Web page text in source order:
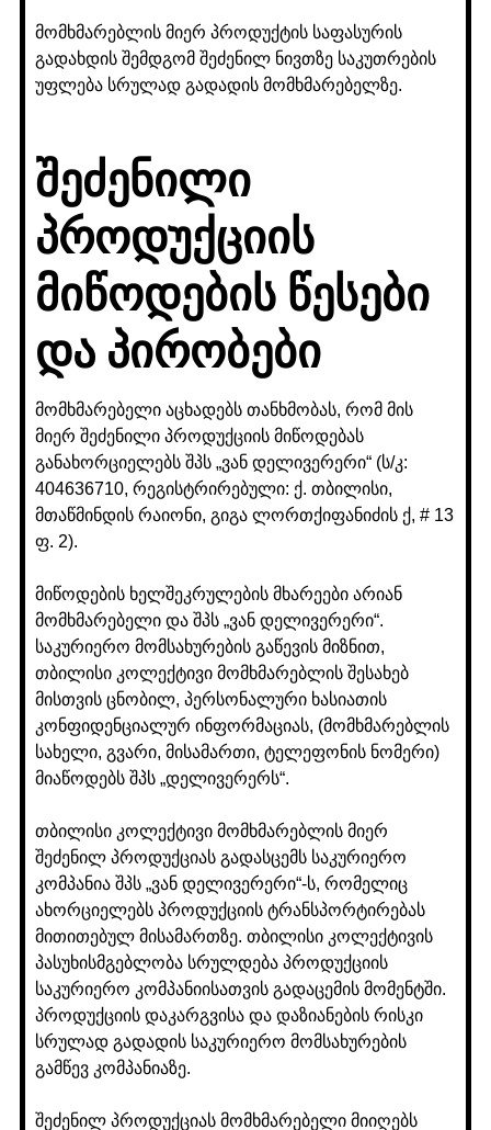
მომხმარებლის მიერ პროდუქტის საფასურის
გადახდის შემდგომ შეძენილ ნივთზე საკუთრების
უფლება სრულად გადადის მომხმარებელზე.
შეძენილი
პროდუქციის
მიწოდების წესები
და პირობები
მომხმარებელი აცხადებს თანხმობას, რომ მის
მიერ შეძენილი პროდუქციის მიწოდებას
განახორციელებს შპს „ვან დელივერერი“ (ს/კ:
404636710, რეგისტრირებული: ქ. თბილისი,
მთაწმინდის რაიონი, გიგა ლორთქიფანიძის ქ, # 13
ფ. 2).
მიწოდების ხელშეკრულების მხარეები არიან
მომხმარებელი და შპს „ვან დელივერერი“.
საკურიერო მომსახურების გაწევის მიზნით,
თბილისი კოლექტივი მომხმარებლის შესახებ
მისთვის ცნობილ, პერსონალური ხასიათის
კონფიდენციალურ ინფორმაციას, (მომხმარებლის
სახელი, გვარი, მისამართი, ტელეფონის ნომერი)
მიაწოდებს შპს „დელივერერს“.
თბილისი კოლექტივი მომხმარებლის მიერ
შეძენილ პროდუქციას გადასცემს საკურიერო
კომპანია შპს „ვან დელივერერი“-ს, რომელიც
ახორციელებს პროდუქციის ტრანსპორტირებას
მითითებულ მისამართზე. თბილისი კოლექტივის
პასუხისმგებლობა სრულდება პროდუქციის
საკურიერო კომპანიისათვის გადაცემის მომენტში.
პროდუქციის დაკარგვისა და დაზიანების რისკი
სრულად გადადის საკურიერო მომსახურების
გამწევ კომპანიაზე.
შეძენილ პროდუქციას მომხმარებელი მიიღებს